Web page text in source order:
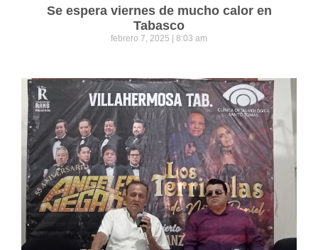
Se espera viernes de mucho calor en
Tabasco
febrero 7, 2025 8:03 am